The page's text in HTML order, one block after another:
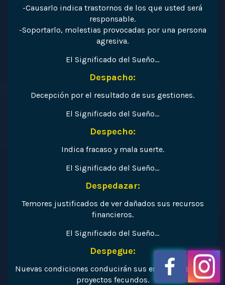
-Causarlo indica trastornos de los que usted será
responsable.
-Soportarlo, molestias provocadas por una persona
agresiva.
El Significado del Sueño…
Despacho:
Decepción por el resultado de sus gestiones.
El Significado del Sueño…
Despecho:
Indica fracaso y mala suerte.
El Significado del Sueño…
Despedazar:
Temores justificados de ver dañados sus recursos
financieros.
El Significado del Sueño…
Despegue:
Nuevas condiciones conducirán sus esperanzas hacia
proyectos fecundos.